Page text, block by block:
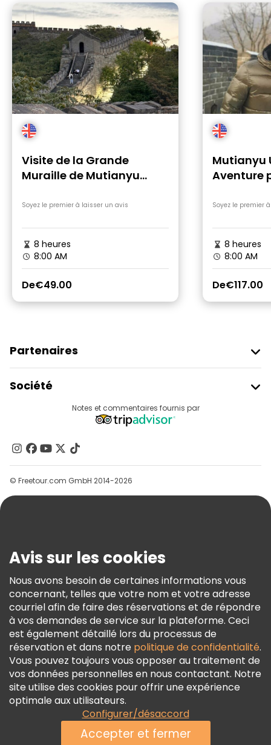
Visite de la Grande
Muraille de Mutianyu
Soyez le premier à laisser un avis
8 heures
8:00 AM
De€49.00
Mutianyu
Aventure
par des
Soyez le premier
8 heures
8:00 AM
De€117.00
Partenaires
Connexion Du Fournisseur
Programme D’affiliation
Société
Contactez-Nous
Groupes
Aide
Conditions Générales Et Mentions Légales
Politique En Matière De Cookies
Freetour Prix
Programme De Fidélité
Notes et commentaires fournis par
© Freetour.com GmbH 2014-2026
Avis sur les cookies
Nous avons besoin de certaines informations vous
concernant, telles que votre nom et votre adresse
courriel afin de faire des réservations et de répondre
à vos demandes de service sur la plateforme. Ceci
est également détaillé lors du processus de
réservation et dans notre politique de confidentialité.
Vous pouvez toujours vous opposer au traitement de
vos données personnelles en nous contactant. Notre
site utilise des cookies pour offrir une expérience
optimale aux utilisateurs.
Configurer/désaccord
Accepter et fermer